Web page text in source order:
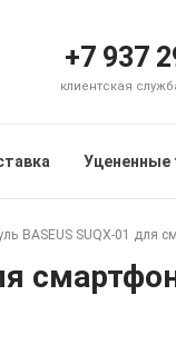
+7 937
клиентская
Уцененные
BASEUS SUQX-01 для